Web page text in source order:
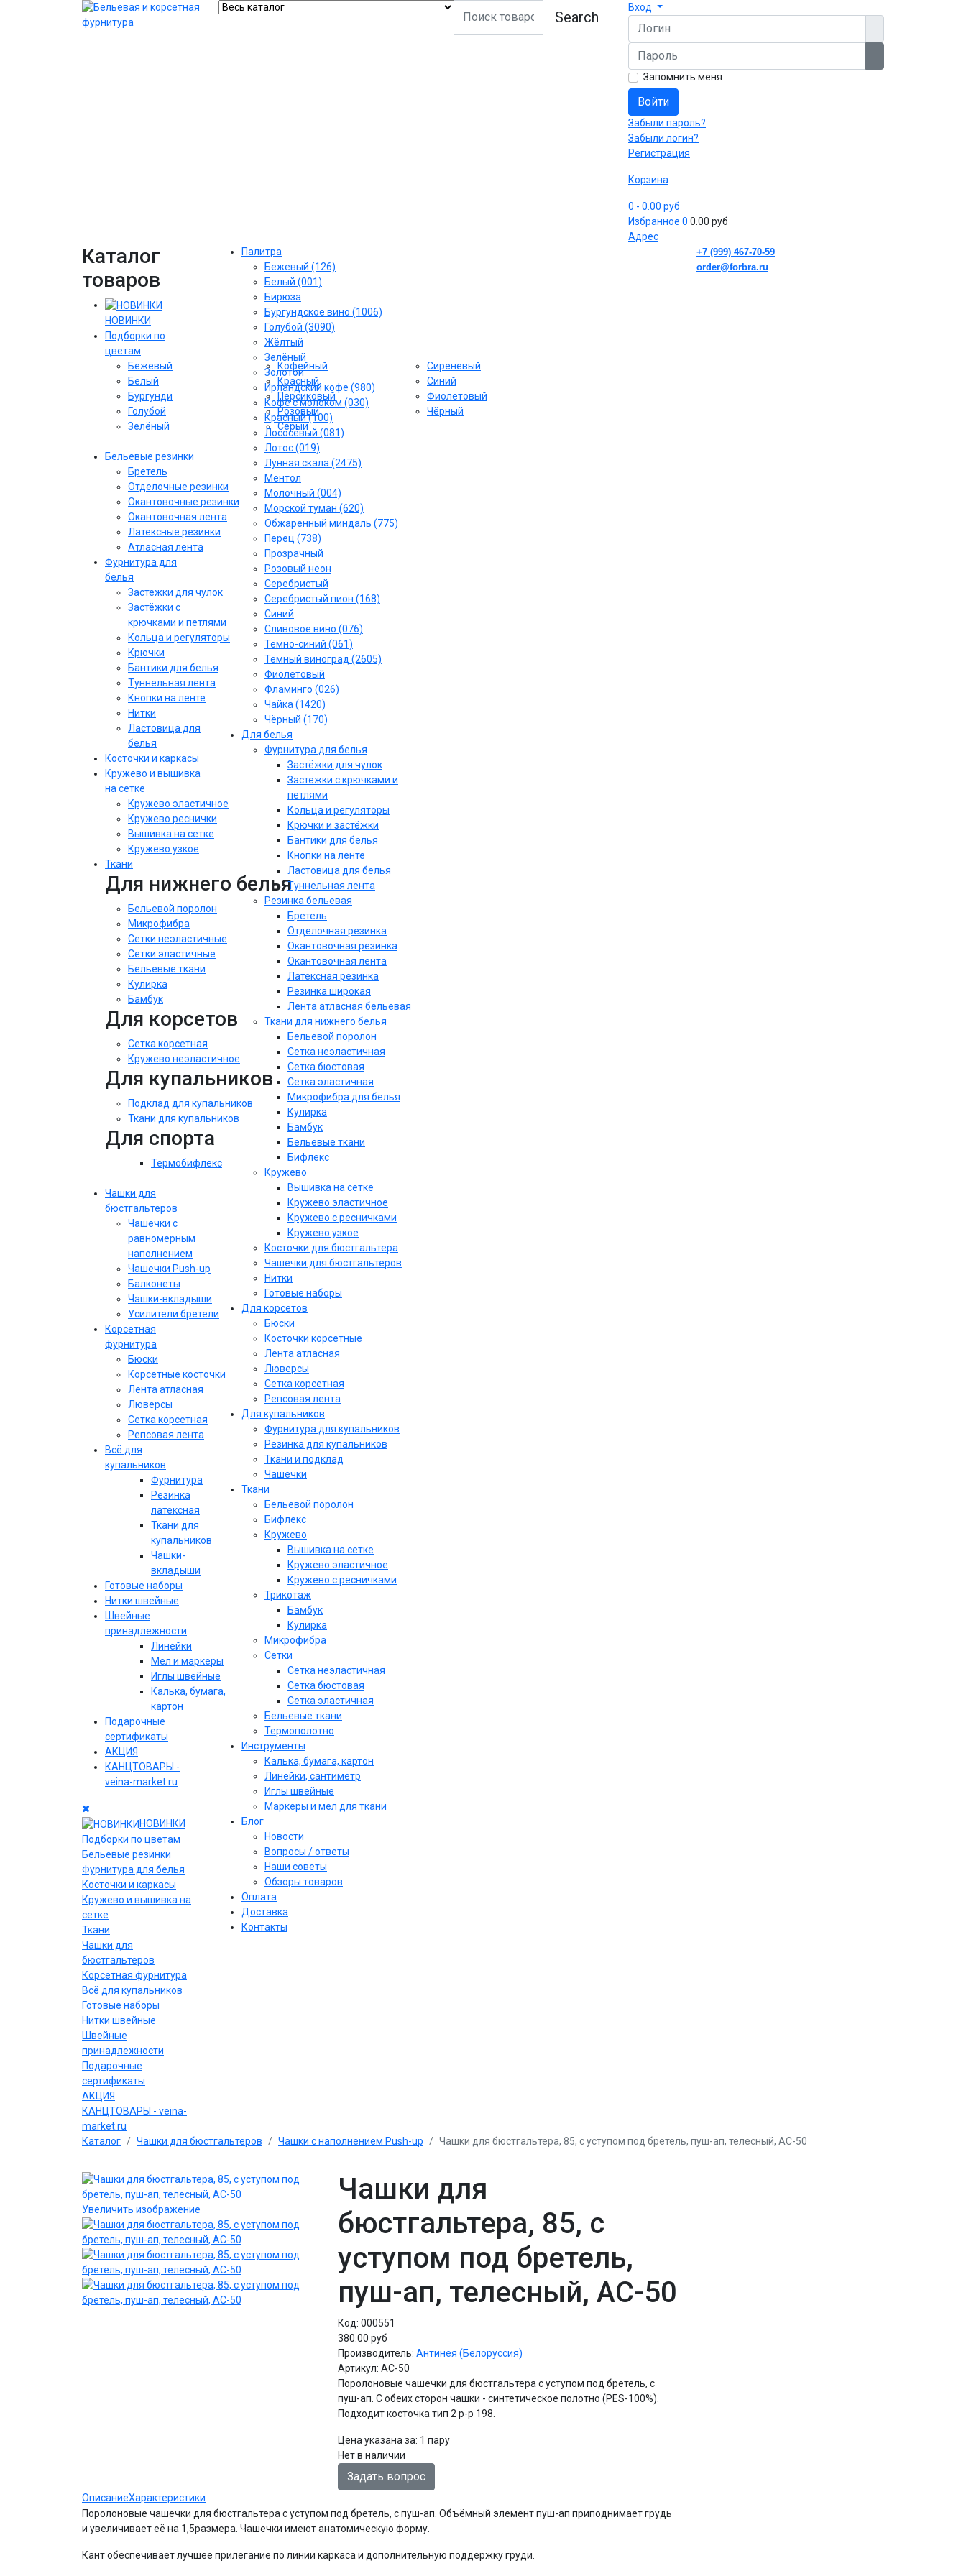
Search
Вход
Логин
Пароль
Запомнить меня
Войти
Забыли пароль?
Забыли логин?
Регистрация
Корзина
0 - 0.00 руб
Избранное 0 0.00 руб
Адрес
Каталог
товаров
НОВИНКИ
Подборки по
цветам
Бежевый
Белый
Бургунди
Голубой
Зелёный
Кофейный
Красный
Персиковый
Розовый
Серый
Сиреневый
Cиний
Фиолетовый
Чёрный
Бельевые резинки
Бретель
Отделочные резинки
Окантовочные резинки
Окантовочная лента
Латексные резинки
Атласная лента
Фурнитура для
белья
Застежки для чулок
Застёжки с
крючками и петлями
Кольца и регуляторы
Крючки
Бантики для белья
Туннельная лента
Кнопки на ленте
Нитки
Ластовица для
белья
Косточки и каркасы
Кружево и вышивка
на сетке
Кружево эластичное
Кружево реснички
Вышивка на сетке
Кружево узкое
Ткани
Для нижнего белья
Бельевой поролон
Микрофибра
Сетки неэластичные
Сетки эластичные
Бельевые ткани
Кулирка
Бамбук
Для корсетов
Сетка корсетная
Кружево неэластичное
Для купальников
Подклад для купальников
Ткани для купальников
Для спорта
Термобифлекс
Чашки для
бюстгальтеров
Чашечки с
равномерным
наполнением
Чашечки Push-up
Балконеты
Чашки-вкладыши
Усилители бретели
Корсетная
фурнитура
Бюски
Корсетные косточки
Лента атласная
Люверсы
Сетка корсетная
Репсовая лента
Всё для
купальников
Фурнитура
Резинка
латексная
Ткани для
купальников
Чашки-
вкладыши
Готовые наборы
Нитки швейные
Швейные
принадлежности
Линейки
Мел и маркеры
Иглы швейные
Калька, бумага,
картон
Подарочные
сертификаты
АКЦИЯ
КАНЦТОВАРЫ -
veina-market.ru
НОВИНКИ
Подборки по цветам
Бельевые резинки
Фурнитура для белья
Косточки и каркасы
Кружево и вышивка на
сетке
Ткани
Чашки для
бюстгальтеров
Корсетная фурнитура
Всё для купальников
Готовые наборы
Нитки швейные
Швейные
принадлежности
Подарочные
сертификаты
АКЦИЯ
КАНЦТОВАРЫ - veina-
market.ru
Палитра
Бежевый (126)
Белый (001)
Бирюза
Бургундское вино (1006)
Голубой (3090)
Жёлтый
Зелёный
Золотой
Ирландский кофе (980)
Кофе с молоком (030)
Красный (100)
Лососёвый (081)
Лотос (019)
Лунная скала (2475)
Ментол
Молочный (004)
Морской туман (620)
Обжаренный миндаль (775)
Перец (738)
Прозрачный
Розовый неон
Серебристый
Серебристый пион (168)
Синий
Сливовое вино (076)
Тёмно-синий (061)
Тёмный виноград (2605)
Фиолетовый
Фламинго (026)
Чайка (1420)
Чёрный (170)
Для белья
Фурнитура для белья
Застёжки для чулок
Застёжки с крючками и
петлями
Кольца и регуляторы
Крючки и застёжки
Бантики для белья
Кнопки на ленте
Ластовица для белья
Туннельная лента
Резинка бельевая
Бретель
Отделочная резинка
Окантовочная резинка
Окантовочная лента
Латексная резинка
Резинка широкая
Лента атласная бельевая
Ткани для нижнего белья
Бельевой поролон
Сетка неэластичная
Сетка бюстовая
Сетка эластичная
Микрофибра для белья
Кулирка
Бамбук
Бельевые ткани
Бифлекс
Кружево
Вышивка на сетке
Кружево эластичное
Кружево с ресничками
Кружево узкое
Косточки для бюстгальтера
Чашечки для бюстгальтеров
Нитки
Готовые наборы
Для корсетов
Бюски
Косточки корсетные
Лента атласная
Люверсы
Сетка корсетная
Репсовая лента
Для купальников
Фурнитура для купальников
Резинка для купальников
Ткани и подклад
Чашечки
Ткани
Бельевой поролон
Бифлекс
Кружево
Вышивка на сетке
Кружево эластичное
Кружево с ресничками
Трикотаж
Бамбук
Кулирка
Микрофибра
Сетки
Сетка неэластичная
Сетка бюстовая
Сетка эластичная
Бельевые ткани
Термополотно
Инструменты
Калька, бумага, картон
Линейки, сантиметр
Иглы швейные
Маркеры и мел для ткани
Блог
Новости
Вопросы / ответы
Наши советы
Обзоры товаров
Оплата
Доставка
Контакты
+7 (999) 467-70-59
order@forbra.ru
Каталог Чашки для бюстгальтеров Чашки с наполнением Push-up Чашки для бюстгальтера, 85, с уступом под бретель, пуш-ап, телесный, AC-50
Увеличить изображение
Чашки для
бюстгальтера, 85, с
уступом под бретель,
пуш-ап, телесный, AC-50
Код:000551
380.00 руб
Производитель:Антинея (Белоруссия)
Артикул:AC-50
Поролоновые чашечки для бюстгальтера с уступом под бретель, с
пуш-ап. С обеих сторон чашки - синтетическое полотно (PES-100%).
Подходит косточка тип 2 р-р 198.
Цена указана за: 1 пару
Нет в наличии
Задать вопрос
ОписаниеХарактеристики
Поролоновые чашечки для бюстгальтера с уступом под бретель, с пуш-ап. Объёмный элемент пуш-ап приподнимает грудь
и увеличивает её на 1,5размера. Чашечки имеют анатомическую форму.
Кант обеспечивает лучшее прилегание по линии каркаса и дополнительную поддержку груди.